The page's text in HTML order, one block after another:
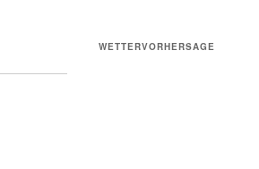
WETTERVORHERSAGE